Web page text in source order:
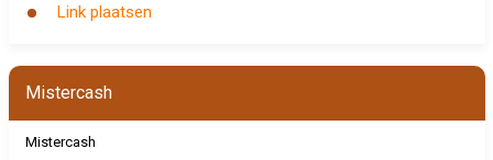
Link plaatsen
Mistercash
Mistercash